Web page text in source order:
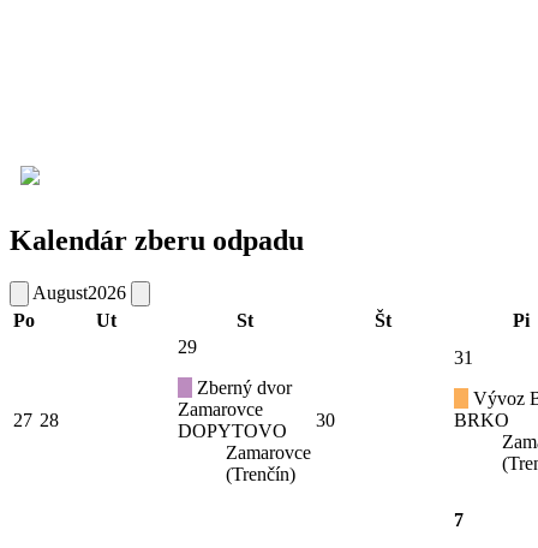
Kalendár zberu odpadu
August2026
Po
Ut St Št Pi
27 28
29
Zberný dvor
Zamarovce
DOPYTOVO
Zamarovce
(Trenčín)
30
31
Vývoz
BRKO
7